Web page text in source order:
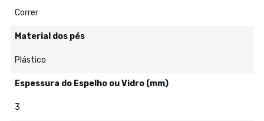
Correr
Material dos pés
Plástico
Espessura do Espelho ou Vidro (mm)
3